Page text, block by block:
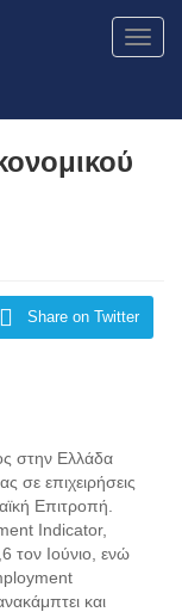
Share on Twitter
στην Ελλάδα
σε επιχειρήσεις
Επιτροπή.
Indicator,
τον Ιούνιο, ενώ
και